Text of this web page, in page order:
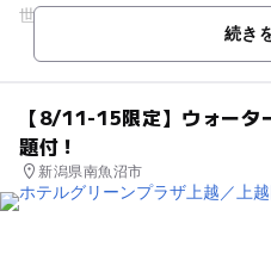
世界各国100人のテディベア・
続き
【8/11-15限定】ウォータ
題付！
新潟県南魚沼市